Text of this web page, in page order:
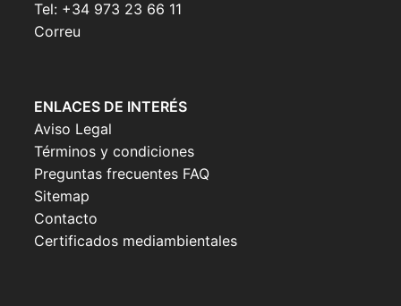
Tel: +34 973 23 66 11
Correu
ENLACES DE INTERÉS
Aviso Legal
Términos y condiciones
Preguntas frecuentes FAQ
Sitemap
Contacto
Certificados mediambientales